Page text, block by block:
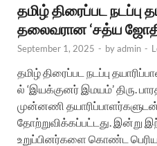
தமிழ் திரைப்பட நடப்பு
தலைவரான ‘சத்ய
September 1, 2025 - byadmin -
தமிழ் திரைப்பட நடப்பு
ல் ‘இயக்குனர் இமயம்’ திரு.
முன்னணி
தோற்றுவிக்கப்பட்டது. இன்று
உறுப்பினர்களை கொண்ட